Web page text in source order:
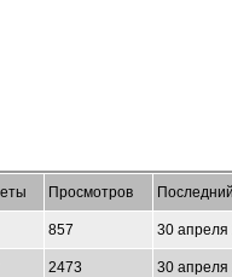
Просмотров
857 30 апреля
2473 30 апреля